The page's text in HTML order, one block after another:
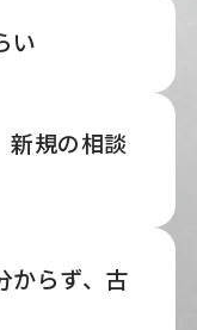
い
新規の相談
からず、古